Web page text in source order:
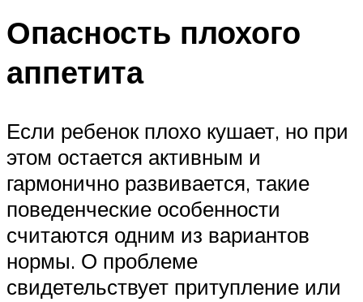
Опасность плохого
аппетита
Если ребенок плохо кушает, но при
этом остается активным и
гармонично развивается, такие
поведенческие особенности
считаются одним из вариантов
нормы. О проблеме
свидетельствует притупление или